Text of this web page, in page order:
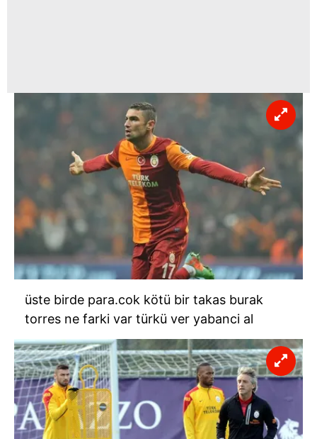
üste birde para.cok kötü bir takas burak
torres ne farki var türkü ver yabanci al